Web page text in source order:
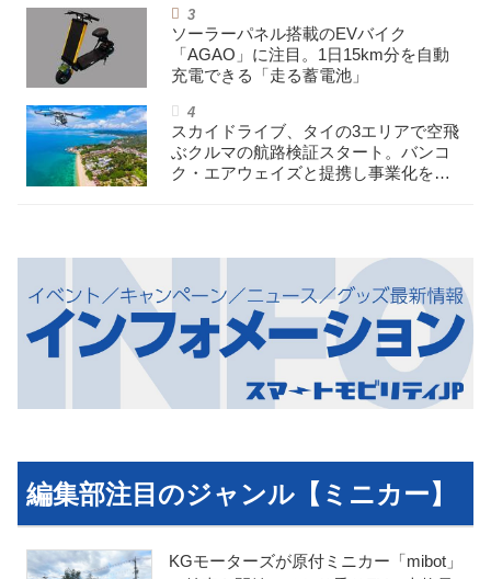
ソーラーパネル搭載のEVバイク
「AGAO」に注目。1日15km分を自動
充電できる「走る蓄電池」
スカイドライブ、タイの3エリアで空飛
ぶクルマの航路検証スタート。バンコ
ク・エアウェイズと提携し事業化を目
編集部注目のジャンル【ミニカー】
KGモーターズが原付ミニカー「mibot」